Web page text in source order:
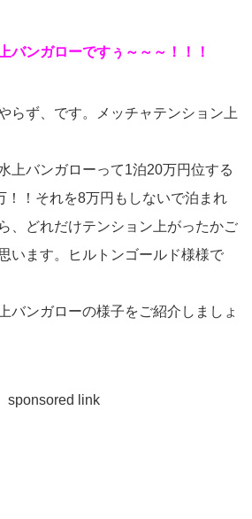
バンガローですぅ～～～！！！
らず、です。メッチャテンション上
上バンガローって1泊20万円位する
！！それを8万円もしないで泊まれ
、どれだけテンション上がったかご
います。ヒルトンゴールド様様で
バンガローの様子をご紹介しましょ
sponsored link